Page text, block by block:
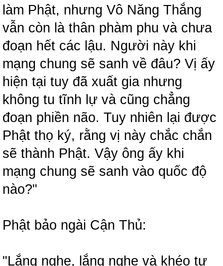
làm Phật, nhưng Vô Năng Thắng
vẫn còn là thân phàm phu và chưa
đoạn hết các lậu. Người này khi
mạng chung sẽ sanh về đâu? Vị ấy
hiện tại tuy đã xuất gia nhưng
không tu tĩnh lự và cũng chẳng
đoạn phiền não. Tuy nhiên lại được
Phật thọ ký, rằng vị này chắc chắn
sẽ thành Phật. Vậy ông ấy khi
mạng chung sẽ sanh vào quốc độ
nào?"
Phật bảo ngài Cận Thủ:
"Lắng nghe, lắng nghe và khéo tư